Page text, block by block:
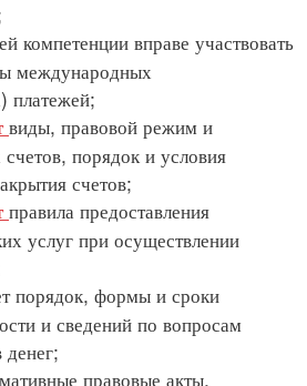
вправе участвовать
международных
платежей;
виды, правовой режим и
порядок и условия
счетов;
правила предоставления
услуг при осуществлении
порядок, формы и сроки
и сведений по вопросам
правовые акты,